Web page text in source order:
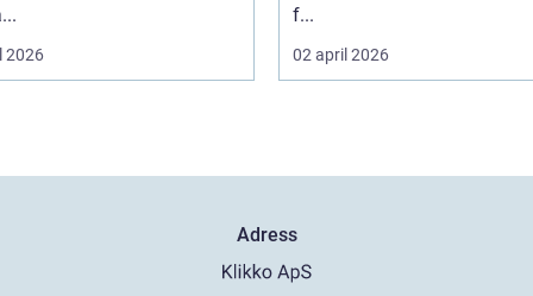
2026
f...
02 april 2026
Adress